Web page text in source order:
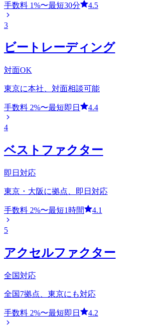
手数料 1%〜最短30分 4.5
3
ビートレーディング
対面OK
東京に本社、対面相談可能
手数料 2%〜最短即日 4.4
4
ベストファクター
即日対応
東京・大阪に拠点、即日対応
手数料 2%〜最短1時間 4.1
5
アクセルファクター
全国対応
全国7拠点、東京にも対応
手数料 2%〜最短即日 4.2